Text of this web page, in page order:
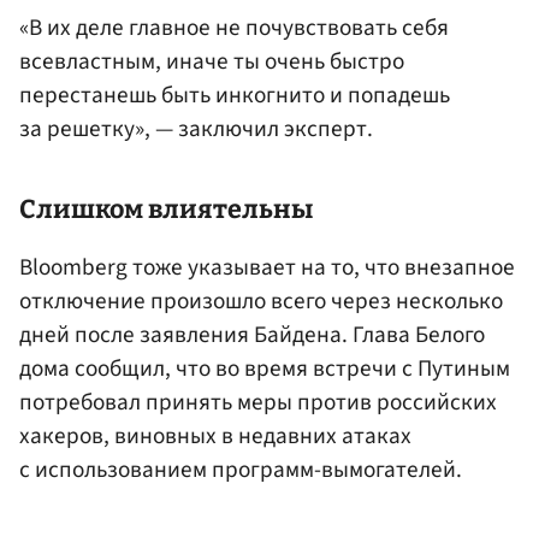
«В их деле главное не почувствовать себя
всевластным, иначе ты очень быстро
перестанешь быть инкогнито и попадешь
за решетку», — заключил эксперт.
Слишком влиятельны
Bloomberg тоже указывает на то, что внезапное
отключение произошло всего через несколько
дней после заявления Байдена. Глава Белого
дома сообщил, что во время встречи с Путиным
потребовал принять меры против российских
хакеров, виновных в недавних атаках
с использованием программ-вымогателей.